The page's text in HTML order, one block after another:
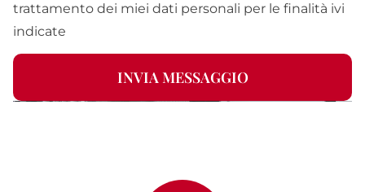
trattamento dei miei dati personali per le finalità ivi
indicate
INVIA MESSAGGIO